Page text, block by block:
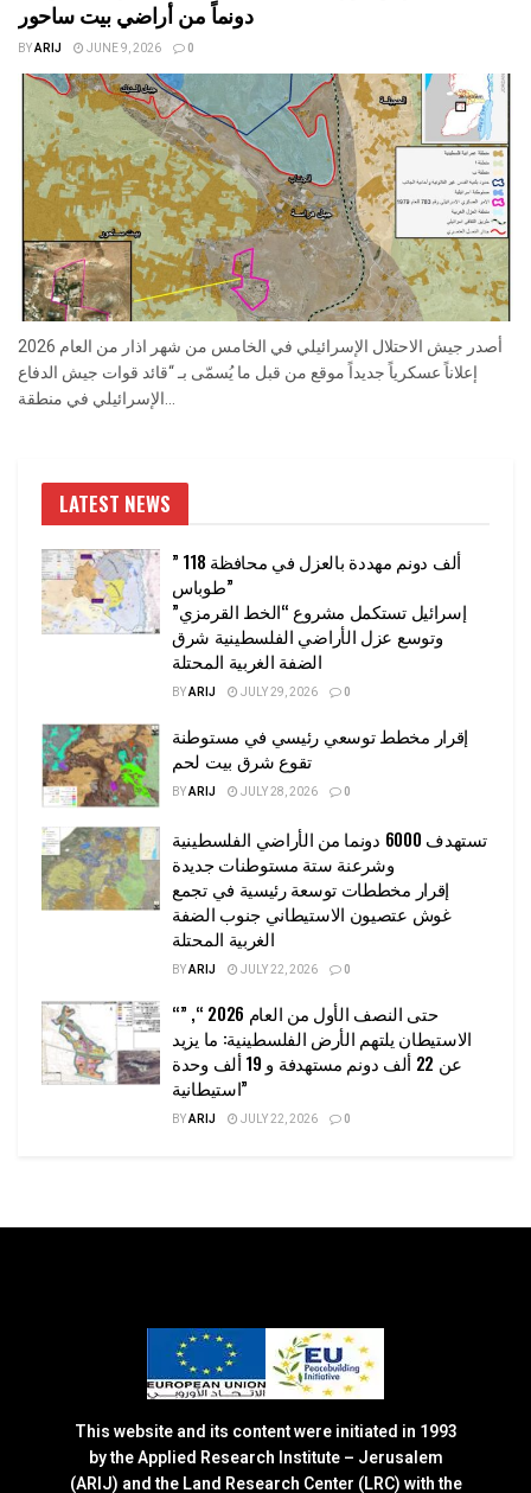
دونماً من أراضي بيت ساحور
BYARIJ JUNE 9, 2026 0
أصدر جيش الاحتلال الإسرائيلي في الخامس من شهر اذار من العام 2026
إعلاناً عسكرياً جديداً موقع من قبل ما يُسمّى بـ “قائد قوات جيش الدفاع
الإسرائيلي في منطقة...
LATEST NEWS
” 118 ألف دونم مهددة بالعزل في محافظة
طوباس”
إسرائيل تستكمل مشروع “الخط القرمزي”
وتوسع عزل الأراضي الفلسطينية شرق
الضفة الغربية المحتلة
BYARIJ JULY 29, 2026 0
إقرار مخطط توسعي رئيسي في مستوطنة
تقوع شرق بيت لحم
BYARIJ JULY 28, 2026 0
تستهدف 6000 دونما من الأراضي الفلسطينية
وشرعنة ستة مستوطنات جديدة
إقرار مخططات توسعة رئيسية في تجمع
غوش عتصيون الاستيطاني جنوب الضفة
الغربية المحتلة
BYARIJ JULY 22, 2026 0
“حتى النصف الأول من العام 2026 “, ”
الاستيطان يلتهم الأرض الفلسطينية: ما يزيد
عن 22 ألف دونم مستهدفة و 19 ألف وحدة
استيطانية”
BYARIJ JULY 22, 2026 0
This website and its content were initiated in 1993
by the Applied Research Institute – Jerusalem
(ARIJ) and the Land Research Center (LRC) with the